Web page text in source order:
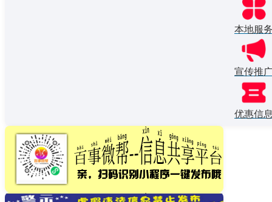
本地服
宣传推
优惠信